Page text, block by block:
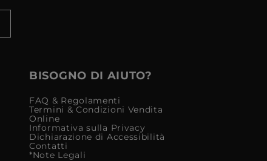
BISOGNO DI AIUTO?
FAQ & Regolamenti
Termini & Condizioni Vendita
Online
Informativa sulla Privacy
Dichiarazione di Accessibilità
Contatti
*Note Legali